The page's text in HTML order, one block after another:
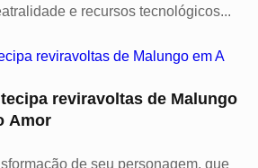
e recursos tecnológicos...
reviravoltas de Malungo
Amor
de seu personagem, que